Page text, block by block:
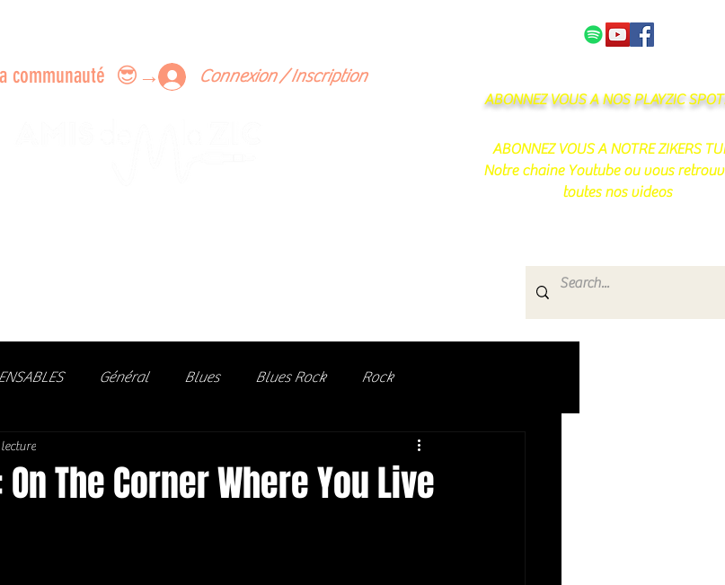
Connexion / Inscription
ABONNEZ VOUS A NOS PLAYZIC
ABONNEZ VOUS A NOTRE ZIKERS
Notre chaine Youtube ou vous
toutes nos videos
vibrez aux concerts et rejoignez une communauté de passionnés !
communauté 😎→
Général Blues Blues Rock Rock
Blues
: On The Corner Where You Live